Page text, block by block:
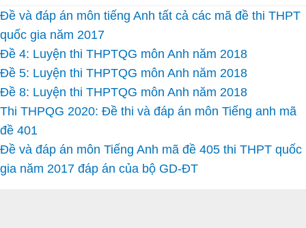
Đề và đáp án môn tiếng Anh tất cả các mã đề thi THPT
quốc gia năm 2017
Đề 4: Luyện thi THPTQG môn Anh năm 2018
Đề 5: Luyện thi THPTQG môn Anh năm 2018
Đề 8: Luyện thi THPTQG môn Anh năm 2018
Thi THPQG 2020: Đề thi và đáp án môn Tiếng anh mã
đề 401
Đề và đáp án môn Tiếng Anh mã đề 405 thi THPT quốc
gia năm 2017 đáp án của bộ GD-ĐT